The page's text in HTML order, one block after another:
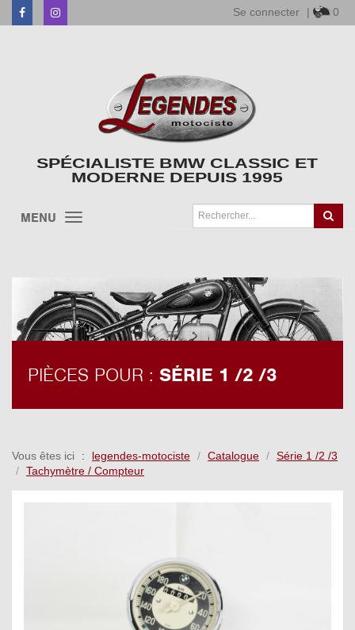
FacebookInstagram Se connecter | 0
SPÉCIALISTE BMW CLASSIC ET
MODERNE DEPUIS 1995
MENU
PIÈCES POUR : SÉRIE 1 /2 /3
Vous êtes ici legendes-motociste Catalogue
Série 1 /2 /3
Tachymètre / Compteur